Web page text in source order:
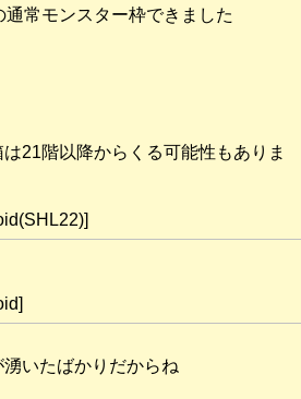
常モンスター枠できました
21階以降からくる可能性もありま
いたばかりだからね